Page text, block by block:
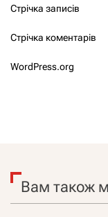
Стрічка записів
Стрічка коментарів
WordPress.org
Вам також